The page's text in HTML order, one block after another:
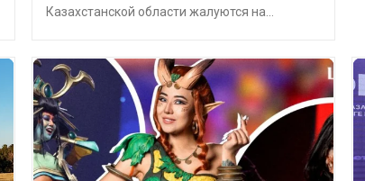
Казахстанской области жалуются на